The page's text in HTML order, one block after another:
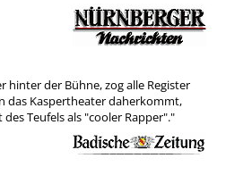
hinter der Bühne, zog alle Register
das Kaspertheater daherkommt,
Teufels als "cooler Rapper"."